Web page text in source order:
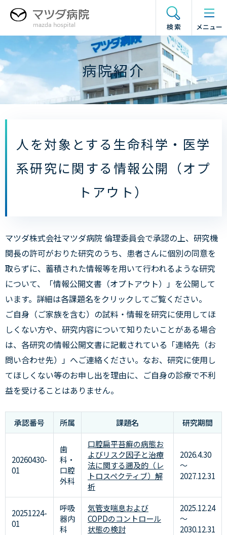
ル
ナ
ゲ
ー
シ
へ
検索
メ
ニ
ー
の
開
メニュー
病院紹介
人を対象とする生命科学・医学
系研究に関する情報公開（オプ
トアウト）
マツダ株式会社マツダ病院 倫理委員会で承認の上、研究機
関長の許可がおりた研究のうち、患者さんに個別の同意を
取らずに、蓄積された情報等を用いて行われるような研究
について、「情報公開文書（オプトアウト）」を公開して
います。詳細は各課題名をクリックしてご覧ください。
ご自身（ご家族を含む）の試料・情報を研究に使用してほ
しくない方や、研究内容について知りたいことがある場合
は、各研究の情報公開文書に記載されている「連絡先（お
問い合わせ先）」へご連絡ください。なお、研究に使用し
てほしくない等のお申し出を理由に、ご自身の診療で不利
益を受けることはありません。
承認番号 所属 課題名 研究期間
20260430-
01
歯
科・
口腔
外科
口腔扁平苔癬の病態お
よびリスク因子と治療
法に関する遡及的（レ
トロスペクティブ）解
析
2026.4.30
～
2027.12.31
20251224-
01
呼吸
器内
科
気管支喘息および
COPDのコントロール
状態の検討
2025.12.24
～
2030.12.31